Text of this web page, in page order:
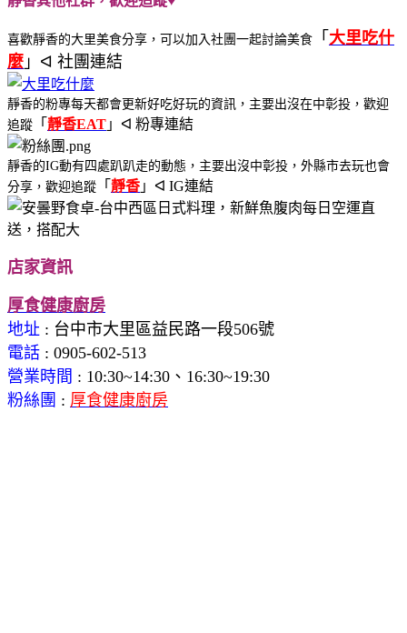
喜歡靜香的大里美食分享，可以加入社團一起討論美食 「 大里吃什
麼 」ᐊ 社團連結
靜香的粉專每天都會更新好吃好玩的資訊，主要出沒在中彰投，歡迎
追蹤 「 靜香EAT 」ᐊ 粉專連結
靜香的IG動有四處趴趴走的動態，主要出沒中彰投，外縣市去玩也會
分享，歡迎追蹤 「 靜香 」ᐊ IG連結
店家資訊
厚食健康廚房
地址 : 台中市大里區益民路一段506號
電話 : 0905-602-513
營業時間 : 10:30~14:30、16:30~19:30
粉絲團 : 厚食健康廚房